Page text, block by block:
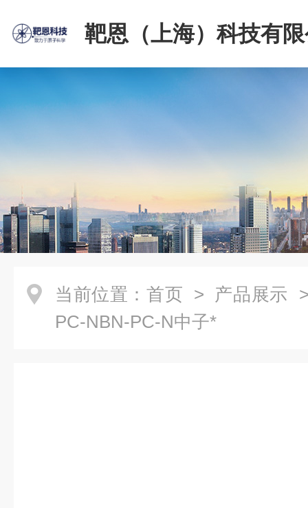
靶恩（上海）科技有
当前位置： 首页 > 产品展示
PC-NBN-PC-N中子*